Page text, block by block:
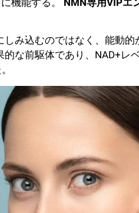
機能する。 NMN専用VIPエ
み込むのではなく、能動
な前駆体であり、NAD+レ